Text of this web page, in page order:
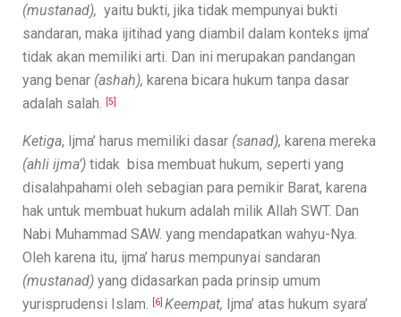
(mustanad), yaitu bukti, jika tidak mempunyai bukti
sandaran, maka ijitihad yang diambil dalam konteks ijma’
tidak akan memiliki arti. Dan ini merupakan pandangan
yang benar (ashah), karena bicara hukum tanpa dasar
adalah salah.
[5]
Ketiga, Ijma’ harus memiliki dasar (sanad), karena mereka
(ahli ijma’) tidak bisa membuat hukum, seperti yang
disalahpahami oleh sebagian para pemikir Barat, karena
hak untuk membuat hukum adalah milik Allah SWT. Dan
Nabi Muhammad SAW. yang mendapatkan wahyu-Nya.
Oleh karena itu, ijma’ harus mempunyai sandaran
(mustanad) yang didasarkan pada prinsip umum
yurisprudensi Islam.
[6] Keempat, Ijma’ atas hukum syara’